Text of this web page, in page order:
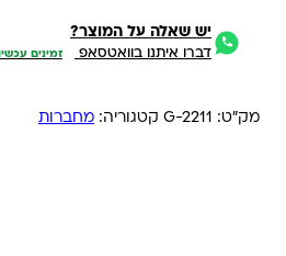
יש שאלה על המוצר?
דברו איתנו בוואטסאפ זמינים עכשיו
מק"ט: G-2211 קטגוריה: מחברות